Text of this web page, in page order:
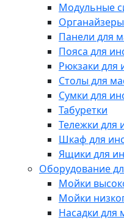
Модульные
Панели для
Пояса для
Рюкзаки для
Столы для
Сумки для
Табуретки
Тележки для
Шкаф для
Ящики для
Оборудование
Мойки
Мойки
Насадки для